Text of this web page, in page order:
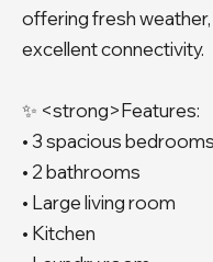
offering fresh weather,
excellent connectivity.
✨ <strong>Features:
• 3 spacious bedrooms
• 2 bathrooms
• Large living room
• Kitchen